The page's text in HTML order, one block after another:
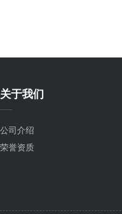
关于我们
公司介绍
荣誉资质